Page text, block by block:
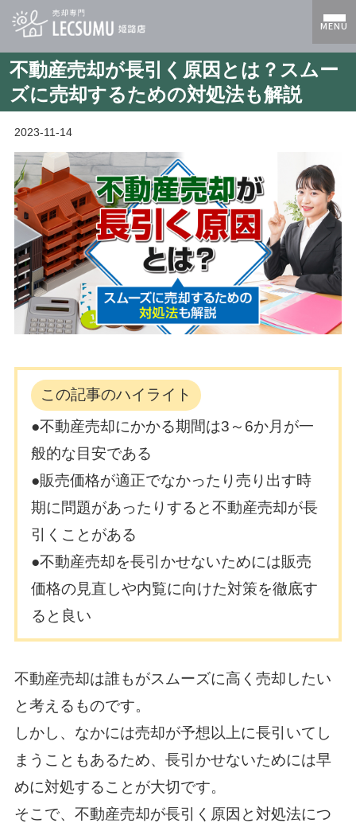
MENU
不動産売却が長引く原因とは？スムー
ズに売却するための対処法も解説
2023-11-14
この記事のハイライト
●不動産売却にかかる期間は3～6か月が一
般的な目安である
●販売価格が適正でなかったり売り出す時
期に問題があったりすると不動産売却が長
引くことがある
●不動産売却を長引かせないためには販売
価格の見直しや内覧に向けた対策を徹底す
ると良い
不動産売却は誰もがスムーズに高く売却したい
と考えるものです。
しかし、なかには売却が予想以上に長引いてし
まうこともあるため、長引かせないためには早
めに対処することが大切です。
そこで、不動産売却が長引く原因と対処法につ